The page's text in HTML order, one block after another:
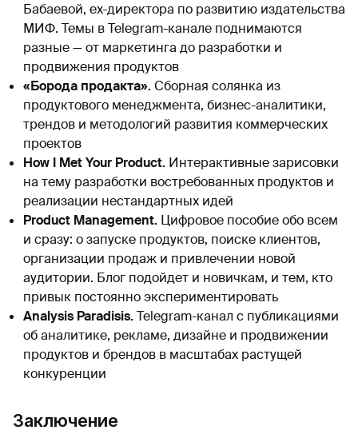
Бабаевой, ex-директора по развитию издательства
МИФ. Темы в Telegram-канале поднимаются
разные — от маркетинга до разработки и
продвижения продуктов
«Борода продакта».Сборная солянка из
продуктового менеджмента, бизнес-аналитики,
трендов и методологий развития коммерческих
проектов
How I Met Your Product. Интерактивные зарисовки
на тему разработки востребованных продуктов и
реализации нестандартных идей
Product Management. Цифровое пособие обо всем
и сразу: о запуске продуктов, поиске клиентов,
организации продаж и привлечении новой
аудитории. Блог подойдет и новичкам, и тем, кто
привык постоянно экспериментировать
Analysis Paradisis.Telegram-канал с публикациями
об аналитике, рекламе, дизайне и продвижении
продуктов и брендов в масштабах растущей
конкуренции
Заключение